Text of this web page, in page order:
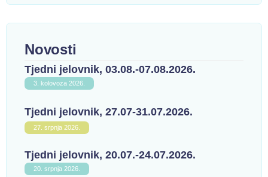
Novosti
Tjedni jelovnik, 03.08.-07.08.2026.
3. kolovoza 2026.
Tjedni jelovnik, 27.07-31.07.2026.
27. srpnja 2026.
Tjedni jelovnik, 20.07.-24.07.2026.
20. srpnja 2026.